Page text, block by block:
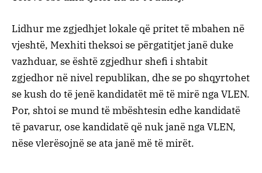
Lidhur me zgjedhjet lokale që pritet të mbahen në
vjeshtë, Mexhiti theksoi se përgatitjet janë duke
vazhduar, se është zgjedhur shefi i shtabit
zgjedhor në nivel republikan, dhe se po shqyrtohet
se kush do të jenë kandidatët më të mirë nga VLEN.
Por, shtoi se mund të mbështesin edhe kandidatë
të pavarur, ose kandidatë që nuk janë nga VLEN,
nëse vlerësojnë se ata janë më të mirët.